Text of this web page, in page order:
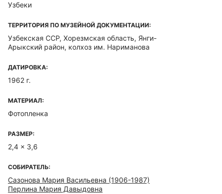
Узбеки
ТЕРРИТОРИЯ ПО МУЗЕЙНОЙ ДОКУМЕНТАЦИИ:
Узбекская ССР, Хорезмская область, Янги-
Арыкский район, колхоз им. Нариманова
ДАТИРОВКА:
1962 г.
МАТЕРИАЛ:
Фотопленка
РАЗМЕР:
2,4 x 3,6
СОБИРАТЕЛЬ:
Сазонова Мария Васильевна (1906-1987)
Перлина Мария Давыдовна